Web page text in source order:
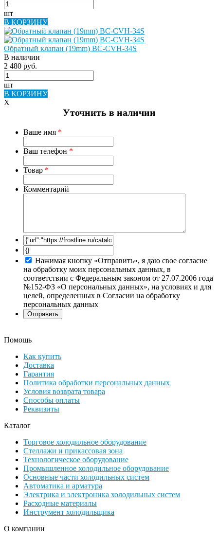
шт
В КОРЗИНУ
Обратный клапан (19mm) BC-CVH-34S
В наличии
2 480 руб.
шт
В КОРЗИНУ
X
Уточнить в наличии
Ваше имя *
Ваш телефон *
Товар *
Комментарий
Нажимая кнопку «Отправить», я даю свое согласие
на обработку моих персональных данных, в
соответствии с Федеральным законом от 27.07.2006 года
№152-ФЗ «О персональных данных», на условиях и для
целей, определенных в Согласии на обработку
персональных данных
Помощь
Как купить
Доставка
Гарантия
Политика обработки персональных данных
Условия возврата товара
Способы оплаты
Реквизиты
Каталог
Торговое холодильное оборудование
Стеллажи и прикассовая зона
Технологическое оборудование
Промышленное холодильное оборудование
Основные части холодильных систем
Автоматика и арматура
Электрика и электроника холодильных систем
Расходные материалы
Инструмент холодильщика
О компании